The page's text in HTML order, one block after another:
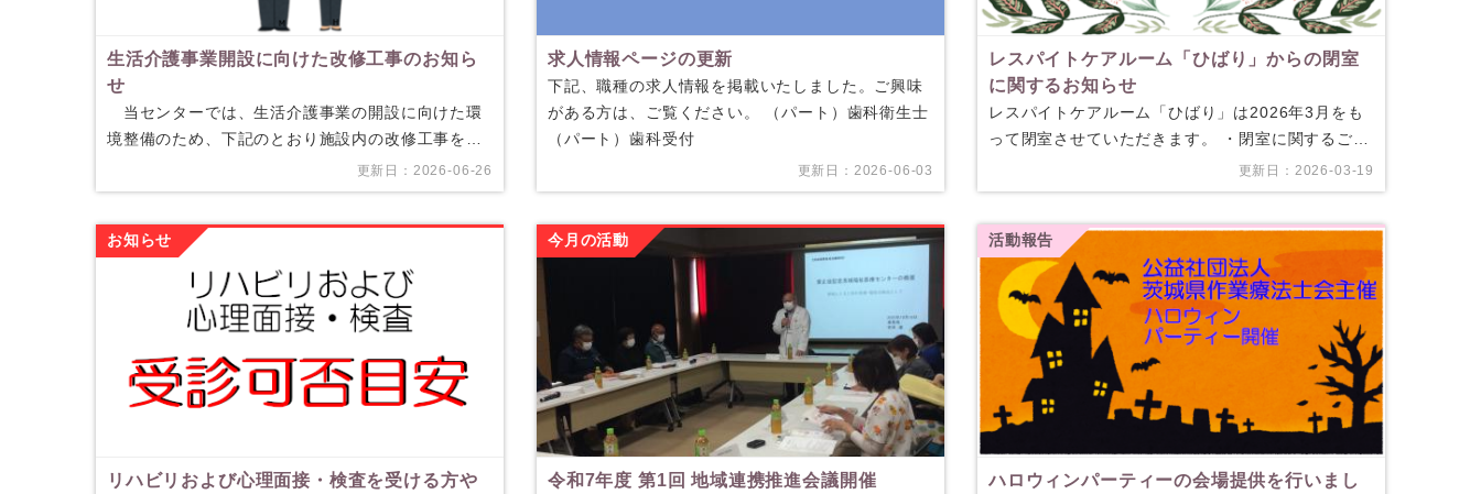
生活介護事業開設に向けた改修工事のお知ら
せ
当センターでは、生活介護事業の開設に向けた環
境整備のため、下記のとおり施設内の改修工事を実
施いたします。 生活介護事業は、障害のある方の
日中活動…
更新日：2026-06-26
求人情報ページの更新
下記、職種の求人情報を掲載いたしました。ご興味
がある方は、ご覧ください。 （パート）歯科衛生士
（パート）歯科受付
更新日：2026-06-03
レスパイトケアルーム「ひばり」からの閉室
に関するお知らせ
レスパイトケアルーム「ひばり」は2026年3月をも
って閉室させていただきます。 ・閉室に関するご挨
拶 ・2026年1～3月の開室予定日 お問合せはレスパ
イトケアルー…
更新日：2026-03-19
お知らせ
リハビリおよび心理面接・検査を受ける方や
今月の活動
令和7年度 第1回 地域連携推進会議開催
活動報告
ハロウィンパーティーの会場提供を行いまし